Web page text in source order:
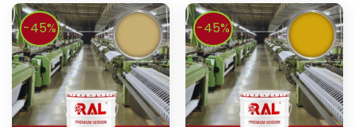
-45% -45%